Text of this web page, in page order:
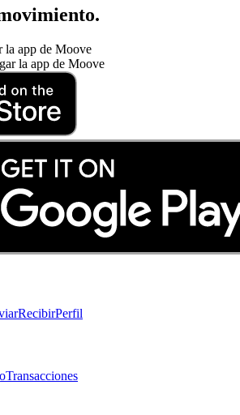
.
la app de Moove
RecibirPerfil
Transacciones